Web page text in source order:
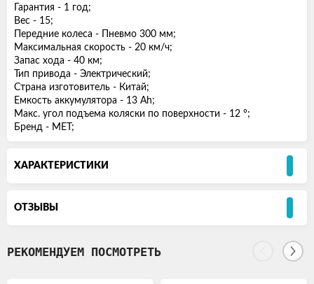
Гарантия - 1 год;
Вес - 15;
Передние колеса - Пневмо 300 мм;
Максимальная скорость - 20 км/ч;
Запас хода - 40 км;
Тип привода - Электрический;
Страна изготовитель - Китай;
Емкость аккумулятора - 13 Ah;
Макс. угол подъема коляски по поверхности - 12 °;
Бренд - MET;
ХАРАКТЕРИСТИКИ
ОТЗЫВЫ
РЕКОМЕНДУЕМ ПОСМОТРЕТЬ